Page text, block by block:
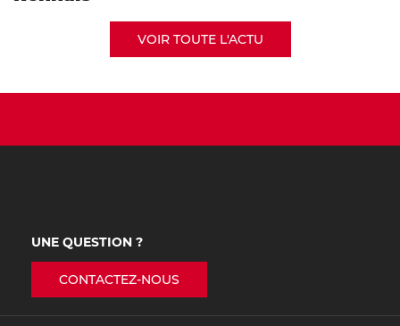
VOIR TOUTE L'ACTU
UNE QUESTION ?
CONTACTEZ-NOUS